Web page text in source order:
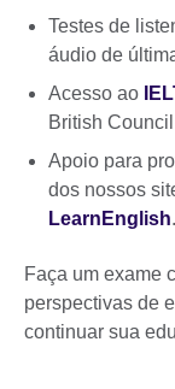
Testes de
áudio de
Acesso ao
British Council
Apoio para
dos nossos
LearnEnglish.
Faça um exame
perspectivas de
continuar sua